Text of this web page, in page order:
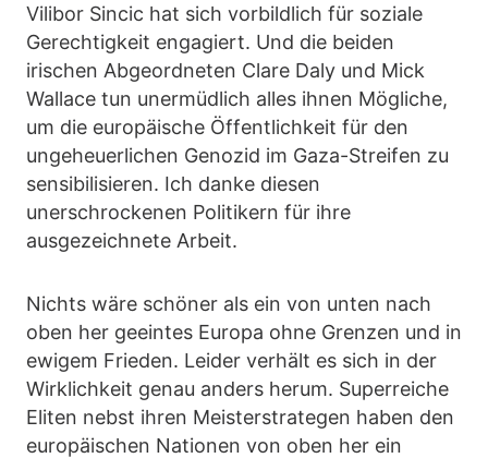
Vilibor Sincic hat sich vorbildlich für soziale
Gerechtigkeit engagiert. Und die beiden
irischen Abgeordneten Clare Daly und Mick
Wallace tun unermüdlich alles ihnen Mögliche,
um die europäische Öffentlichkeit für den
ungeheuerlichen Genozid im Gaza-Streifen zu
sensibilisieren. Ich danke diesen
unerschrockenen Politikern für ihre
ausgezeichnete Arbeit.
Nichts wäre schöner als ein von unten nach
oben her geeintes Europa ohne Grenzen und in
ewigem Frieden. Leider verhält es sich in der
Wirklichkeit genau anders herum. Superreiche
Eliten nebst ihren Meisterstrategen haben den
europäischen Nationen von oben her ein